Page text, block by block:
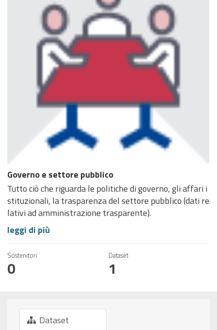
Governo e settore pubblico
Tutto ciò che riguarda le politiche di governo, gli affari i
stituzionali, la trasparenza del settore pubblico (dati re
lativi ad amministrazione trasparente).
leggi di più
Sostenitori
0
Dataset
1
Dataset